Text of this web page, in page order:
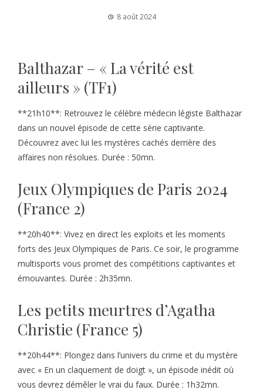
8 août 2024
Balthazar – « La vérité est
ailleurs » (TF1)
**21h10**: Retrouvez le célèbre médecin légiste Balthazar
dans un nouvel épisode de cette série captivante.
Découvrez avec lui les mystères cachés derrière des
affaires non résolues. Durée : 50mn.
Jeux Olympiques de Paris 2024
(France 2)
**20h40**: Vivez en direct les exploits et les moments
forts des Jeux Olympiques de Paris. Ce soir, le programme
multisports vous promet des compétitions captivantes et
émouvantes. Durée : 2h35mn.
Les petits meurtres d’Agatha
Christie (France 5)
**20h44**: Plongez dans l’univers du crime et du mystère
avec « En un claquement de doigt », un épisode inédit où
vous devrez démêler le vrai du faux. Durée : 1h32mn.